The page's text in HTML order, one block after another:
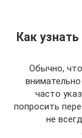
Как
Обычно,
часто
попросить
не